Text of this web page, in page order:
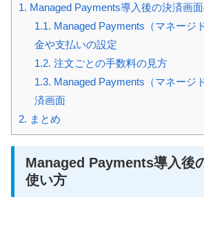
1. Managed Payments導入後の決済画
1.1. Managed Payments（マネージ
金や支払いの設定
1.2. 注文ごとの手数料の見方
1.3. Managed Payments（マネージ
済画面
2. まとめ
Managed Payments導入後
使い方